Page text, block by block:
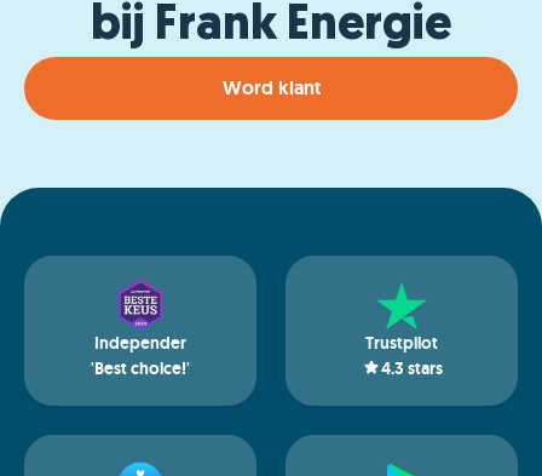
bij Frank Energie
Word klant
Independer
'Best choice!'
Trustpilot
4.3 stars